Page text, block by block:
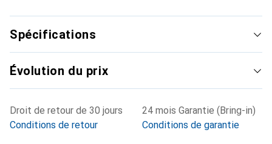
excellent choix pour le client exigeant.
Spécifications
Évolution du prix
Droit de retour de 30 jours
Conditions de retour
24 mois Garantie (Bring-in)
Conditions de garantie